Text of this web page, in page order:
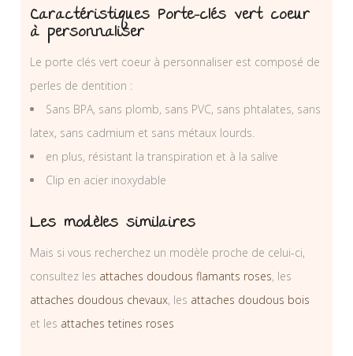
Caractéristiques Porte-clés vert coeur
à personnaliser
Le porte clés vert coeur à personnaliser est composé de
perles de dentition :
Sans BPA, sans plomb, sans PVC, sans phtalates, sans
latex, sans cadmium et sans métaux lourds.
en plus, résistant la transpiration et à la salive
Clip en acier inoxydable
Les modèles similaires
Mais si vous recherchez un modèle proche de celui-ci,
consultez les attaches doudous flamants roses, les
attaches doudous chevaux, les attaches doudous bois
et les attaches tetines roses